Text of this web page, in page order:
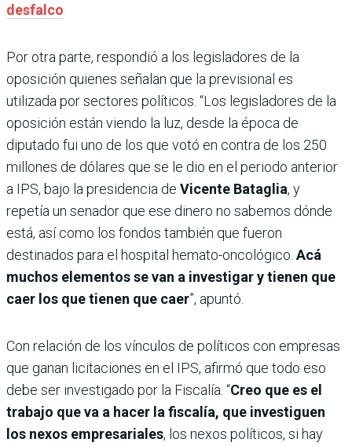
desfalco
Por otra parte, respondió a los legisladores de la
oposición quienes señalan que la previsional es
utilizada por sectores políticos. “Los legisladores de la
oposición están viendo la luz, desde la época de
diputado fui uno de los que votó en contra de los 250
millones de dólares que se le dio en el periodo anterior
a IPS, bajo la presidencia de Vicente Bataglia, y
repetía un senador que ese dinero no sabemos dónde
está, así como los fondos también que fueron
destinados para el hospital hemato-oncológico. Acá
muchos elementos se van a investigar y tienen que
caer los que tienen que caer”, apuntó.
Con relación de los vínculos de políticos con empresas
que ganan licitaciones en el IPS, afirmó que todo eso
debe ser investigado por la Fiscalía. “Creo que es el
trabajo que va a hacer la fiscalía, que investiguen
los nexos empresariales, los nexos políticos, si hay